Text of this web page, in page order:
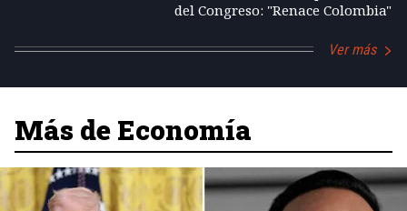
del Congreso: "Renace Colombia"
Ver más
Más de Economía